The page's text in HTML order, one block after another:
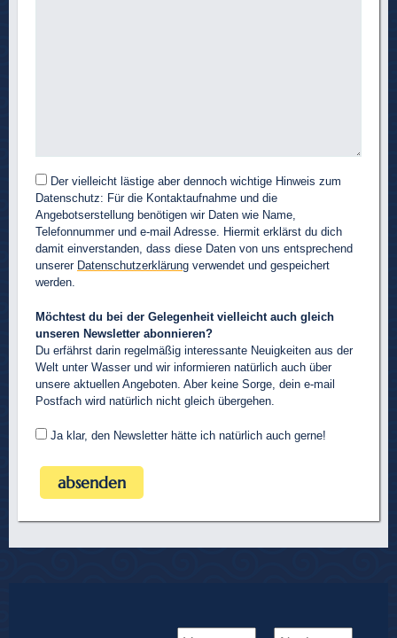
Der vielleicht lästige aber dennoch wichtige Hinweis zum
Datenschutz: Für die Kontaktaufnahme und die
Angebotserstellung benötigen wir Daten wie Name,
Telefonnummer und e-mail Adresse. Hiermit erklärst du dich
damit einverstanden, dass diese Daten von uns entsprechend
unserer Datenschutzerklärung verwendet und gespeichert
werden.
Möchtest du bei der Gelegenheit vielleicht auch gleich
unseren Newsletter abonnieren?
Du erfährst darin regelmäßig interessante Neuigkeiten aus der
Welt unter Wasser und wir informieren natürlich auch über
unsere aktuellen Angeboten. Aber keine Sorge, dein e-mail
Postfach wird natürlich nicht gleich übergehen.
Ja klar, den Newsletter hätte ich natürlich auch gerne!